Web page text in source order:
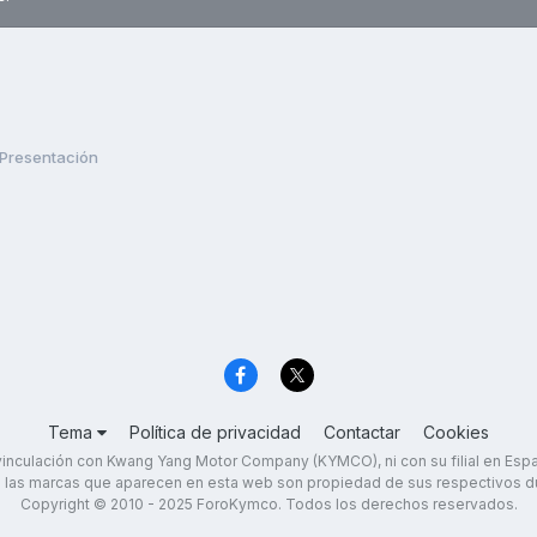
Presentación
Tema Política de privacidad Contactar Cookies
con Kwang Yang Motor Company (KYMCO), ni con su filial en
las marcas que aparecen en esta web son propiedad de sus respectivos
Copyright © 2010 - 2025 ForoKymco. Todos los derechos reservados.